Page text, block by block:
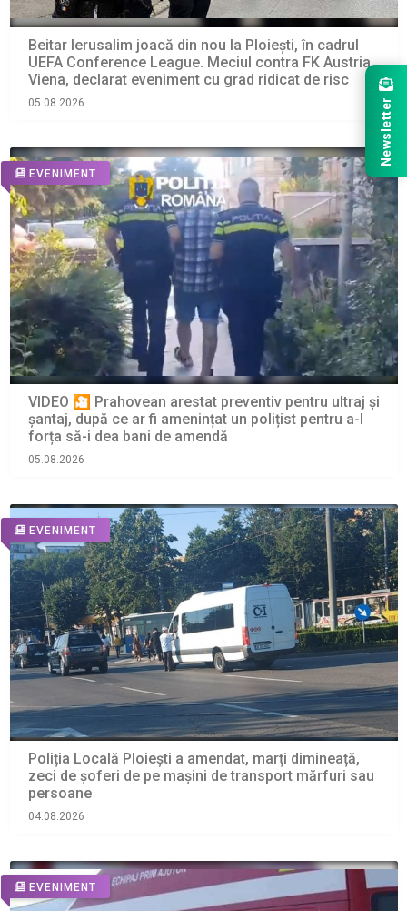
Beitar Ierusalim joacă din nou la Ploiești, în cadrul
UEFA Conference League. Meciul contra FK Austria
Viena, declarat eveniment cu grad ridicat de risc
05.08.2026
EVENIMENT
VIDEO 🎦 Prahovean arestat preventiv pentru ultraj și
șantaj, după ce ar fi amenințat un polițist pentru a-l
forța să-i dea bani de amendă
05.08.2026
EVENIMENT
Poliția Locală Ploiești a amendat, marți dimineață,
zeci de șoferi de pe mașini de transport mărfuri sau
persoane
04.08.2026
EVENIMENT
Newsletter